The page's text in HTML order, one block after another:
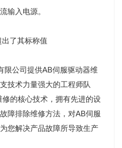
输入电源。
了其标称值
公司提供AB伺服驱动器维
技术力量强大的工程师队
的核心技术，拥有先进的设
障排除维修方法，对AB伺服
您解决产品故障所导致生产